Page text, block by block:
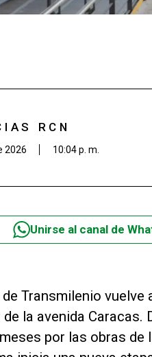
RCN
2026 10:04 p. m.
Unirse al canal de
Transmilenio
la avenida Caracas.
por las obras